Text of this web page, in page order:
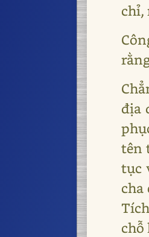
chỉ,
địa
tên
tục
cha
chỗ